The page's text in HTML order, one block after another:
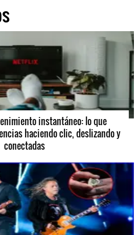
instantáneo: lo que
haciendo clic, deslizando y
conectadas